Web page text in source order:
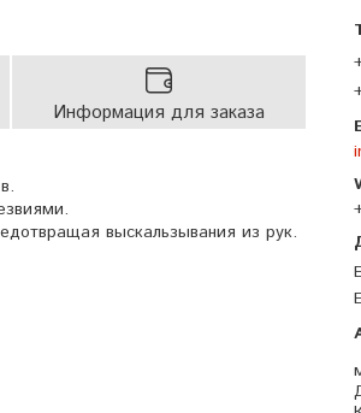
Информация для заказа
выскальзывания из рук.